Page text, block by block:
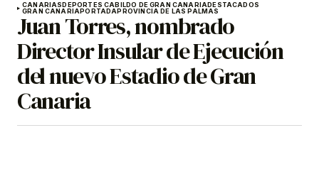
CANARIASDEPORTES CABILDO DE GRAN CANARIADESTACADOS
GRAN CANARIAPORTADAPROVINCIA DE LAS PALMAS
Juan Torres, nombrado
Director Insular de Ejecución
del nuevo Estadio de Gran
Canaria